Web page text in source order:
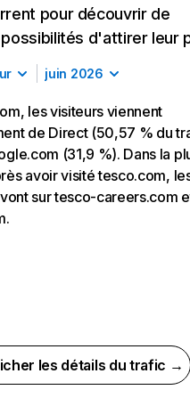
pour découvrir de
d'attirer leur
juin 2026
les visiteurs viennent
de Direct (50,57 % du
(31,9 %). Dans la
avoir visité tesco.com,
sur tesco-careers.com
les détails du trafic →